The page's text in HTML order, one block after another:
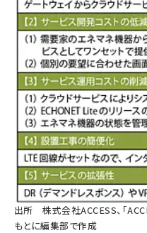
出所 株式会社ACCESS、「
もとに編集部で作成